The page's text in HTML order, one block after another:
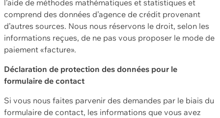
l’aide de méthodes mathématiques et statistiques et
comprend des données d’agence de crédit provenant
d’autres sources. Nous nous réservons le droit, selon les
informations reçues, de ne pas vous proposer le mode de
paiement «facture».
Déclaration de protection des données pour le
formulaire de contact
Si vous nous faites parvenir des demandes par le biais du
formulaire de contact, les informations que vous avez